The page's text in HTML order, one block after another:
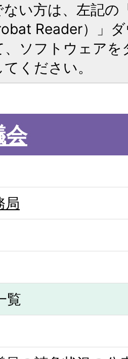
い方は、左記の
Reader）」
、ソフトウェア
ください。
会
局
覧